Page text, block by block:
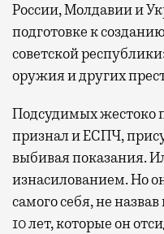
России, Молдавии и
подготовке к
советской
оружия и других
Подсудимых жестоко
признал и ЕСПЧ,
выбивая показания.
изнасилованием. Но
самого себя, не
10 лет, которые он